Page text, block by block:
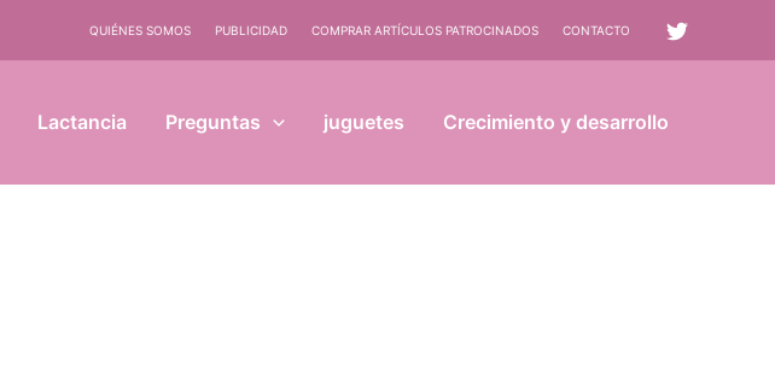
QUIÉNES SOMOS PUBLICIDAD COMPRAR ARTÍCULOS PATROCINADOS CONTACTO
Lactancia Preguntas juguetes Crecimiento y desarrollo